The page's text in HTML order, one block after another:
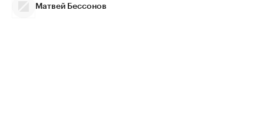
Матвей Бессонов